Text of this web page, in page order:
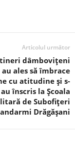
Articolul următor
dâmbovițeni
au ales să îmbrace
cu atitudine și s-
au înscris la Școala
de Subofițeri
Drăgășani